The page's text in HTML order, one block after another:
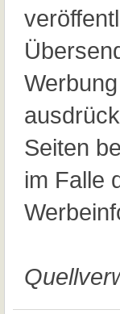
Seiten
im Falle